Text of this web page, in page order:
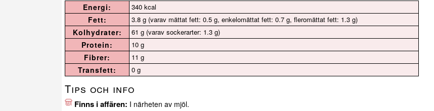
Energi:
340 kcal
Fett: 3.8 g (varav mättat fett: 0.5 g, enkelomättat fett: 0.7 g, fleromättat fett: 1.3 g)
Kolhydrater: 61 g (varav sockerarter: 1.3 g)
Protein: 10 g
Fibrer: 11 g
Transfett: 0 g
Tips och info
Finns i affären: I närheten av mjöl.